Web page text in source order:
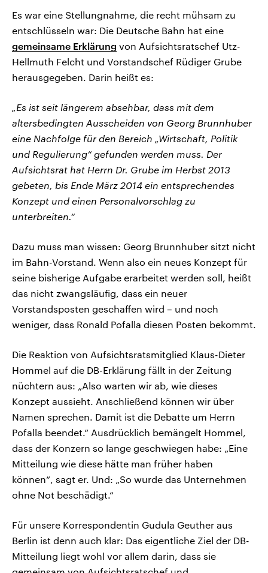
Es war eine Stellungnahme, die recht mühsam zu
entschlüsseln war: Die Deutsche Bahn hat eine
gemeinsame Erklärung von Aufsichtsratschef Utz-
Hellmuth Felcht und Vorstandschef Rüdiger Grube
herausgegeben. Darin heißt es:
„Es ist seit längerem absehbar, dass mit dem
altersbedingten Ausscheiden von Georg Brunnhuber
eine Nachfolge für den Bereich „Wirtschaft, Politik
und Regulierung“ gefunden werden muss. Der
Aufsichtsrat hat Herrn Dr. Grube im Herbst 2013
gebeten, bis Ende März 2014 ein entsprechendes
Konzept und einen Personalvorschlag zu
unterbreiten.“
Dazu muss man wissen: Georg Brunnhuber sitzt nicht
im Bahn-Vorstand. Wenn also ein neues Konzept für
seine bisherige Aufgabe erarbeitet werden soll, heißt
das nicht zwangsläufig, dass ein neuer
Vorstandsposten geschaffen wird – und noch
weniger, dass Ronald Pofalla diesen Posten bekommt.
Die Reaktion von Aufsichtsratsmitglied Klaus-Dieter
Hommel auf die DB-Erklärung fällt in der Zeitung
nüchtern aus: „Also warten wir ab, wie dieses
Konzept aussieht. Anschließend können wir über
Namen sprechen. Damit ist die Debatte um Herrn
Pofalla beendet.“ Ausdrücklich bemängelt Hommel,
dass der Konzern so lange geschwiegen habe: „Eine
Mitteilung wie diese hätte man früher haben
können“, sagt er. Und: „So wurde das Unternehmen
ohne Not beschädigt.“
Für unsere Korrespondentin Gudula Geuther aus
Berlin ist denn auch klar: Das eigentliche Ziel der DB-
Mitteilung liegt wohl vor allem darin, dass sie